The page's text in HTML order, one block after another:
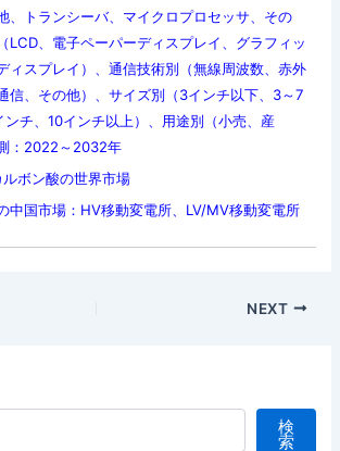
、トランシーバ、マイクロプロセッサ、その
LCD、電子ペーパーディスプレイ、グラフィッ
ィスプレイ）、通信技術別（無線周波数、赤外
信、その他）、サイズ別（3インチ以下、3～7
ンチ、10インチ以上）、用途別（小売、産
：2022～2032年
ボン酸の世界市場
中国市場：HV移動変電所、LV/MV移動変電所
NEXT
検
索